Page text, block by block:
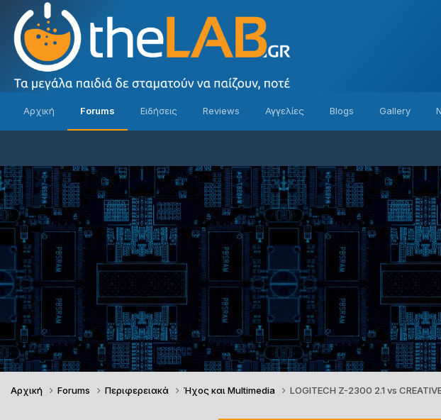
Αρχική Forums Ειδήσεις Reviews Αγγελίες Blogs Gallery
Αρχική Forums Περιφερειακά Ήχος και Multimedia LOGITECH Z-2300 2.1 vs